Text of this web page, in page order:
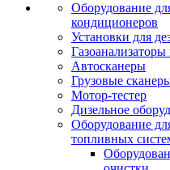
Оборудование
кондиционеров
Установки для
Автосканеры
Грузовые
Мотор-тестер
Дизельное
Оборудование
топливных